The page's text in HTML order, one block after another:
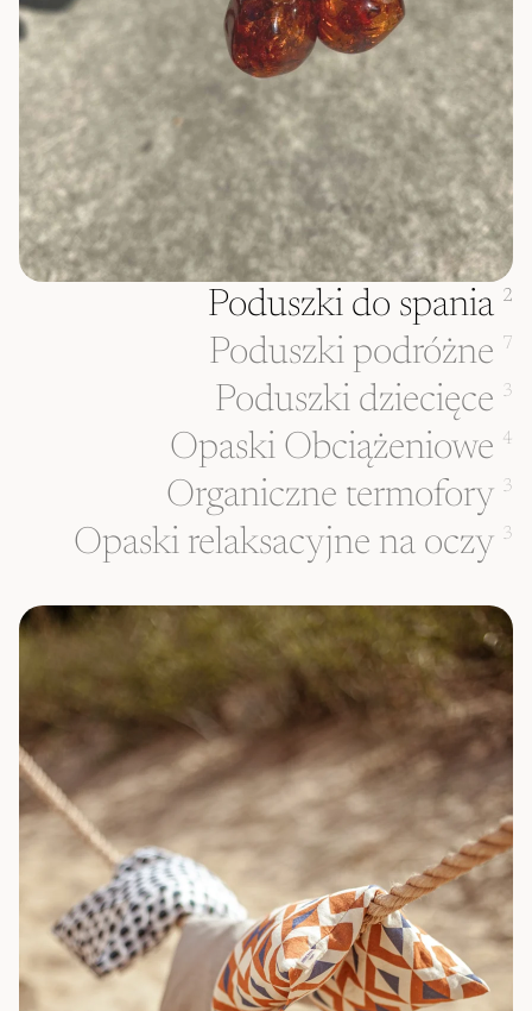
Poduszki do spania 2
Poduszki podróżne 7
Poduszki dziecięce 3
Opaski Obciążeniowe 4
Organiczne termofory 3
Opaski relaksacyjne na oczy 3